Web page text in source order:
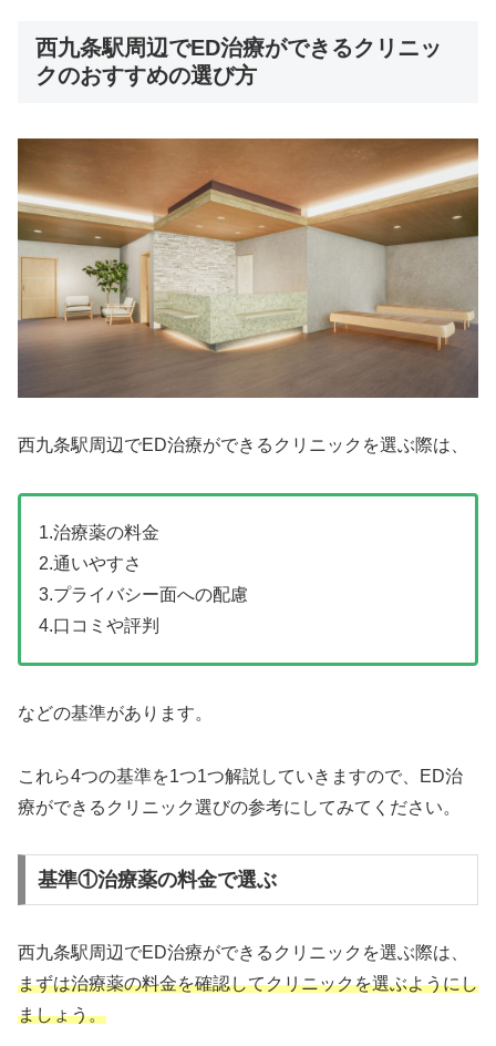
西九条駅周辺でED治療ができるクリニッ
クのおすすめの選び方
西九条駅周辺でED治療ができるクリニックを選ぶ際は、
1.治療薬の料金
2.通いやすさ
3.プライバシー面への配慮
4.口コミや評判
などの基準があります。
これら4つの基準を1つ1つ解説していきますので、ED治
療ができるクリニック選びの参考にしてみてください。
基準①治療薬の料金で選ぶ
西九条駅周辺でED治療ができるクリニックを選ぶ際は、
まずは治療薬の料金を確認してクリニックを選ぶようにし
ましょう。